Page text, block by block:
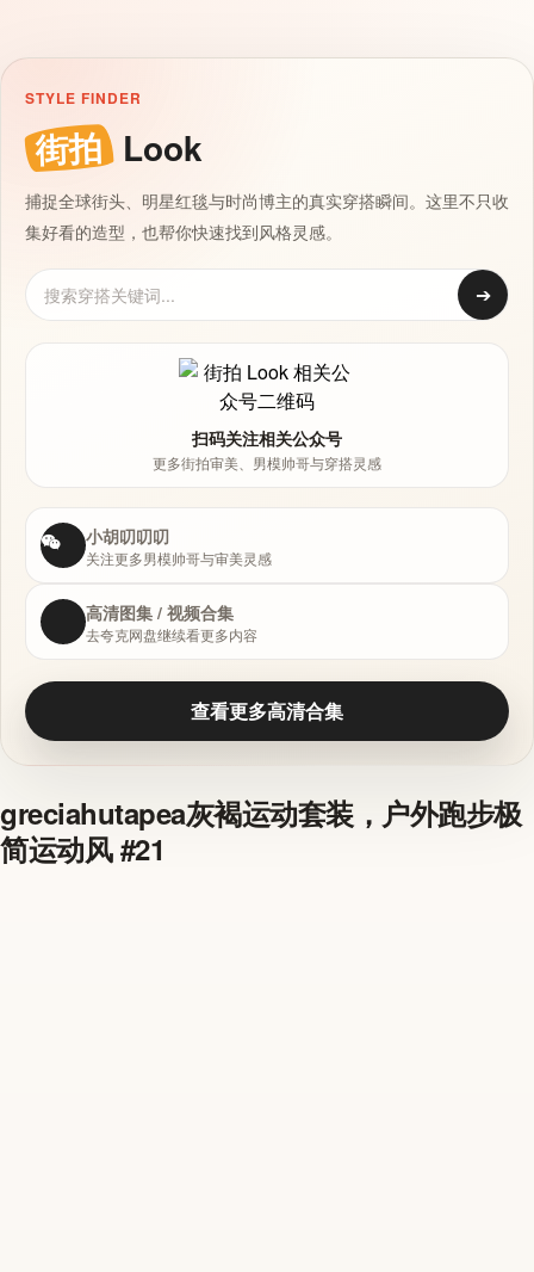
STYLE FINDER
街拍 Look
捕捉全球街头、明星红毯与时尚博主的真实穿搭瞬间。这里不只收
集好看的造型，也帮你快速找到风格灵感。
➔
扫码关注相关公众号
更多街拍审美、男模帅哥与穿搭灵感
小胡叨叨叨
关注更多男模帅哥与审美灵感
高清图集 / 视频合集
去夸克网盘继续看更多内容
查看更多高清合集
greciahutapea灰褐运动套装，户外跑步极
简运动风 #21